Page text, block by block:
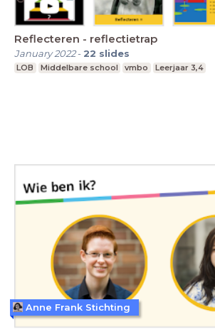
Reflecteren - reflectietrap
January 2022- 22 slides
LOB Middelbare school vmbo Leerjaar 3,4
Anne Frank Stichting